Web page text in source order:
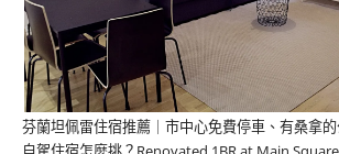
芬蘭坦佩雷住宿推薦｜市中心免費停車、有桑拿